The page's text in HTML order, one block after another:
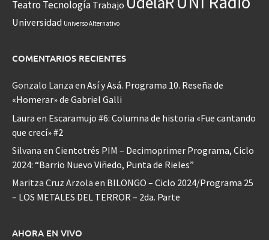
Teatro Tecnología Trabajo
Universidad Universo Alternativo
COMENTARIOS RECIENTES
Gonzalo Lanza en Así y Asá. Programa 10. Reseña de
«Homerar» de Gabriel Galli
Laura en Escaramujo #6: Columna de historia «Fue cantando
que crecí» #2
Silvana en Cientotrés PIM – Decimoprimer Programa, Ciclo
2024: “Barrio Nuevo Viñedo, Punta de Rieles”
Maritza Cruz Arzola en BILONGO – Ciclo 2024/Programa 25
– LOS METALES DEL TERROR – 2da. Parte
AHORA EN VIVO